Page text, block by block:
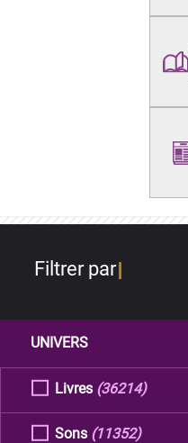
Filtrer par
UNIVERS
Livres (36214)
Sons (11352)